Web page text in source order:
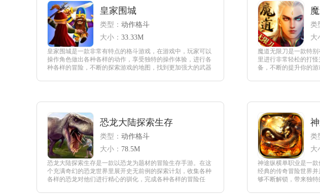
皇家围城
类型： 动作格斗
大小： 33.33M
皇家围城是一款非常有特点的格斗游戏，在游戏中，玩家可以
操作角色做出各种各样的动作，享受独特的操作体验，进行各
种各样的冒险，不断的探索游戏的地图，找到更加强大的武器
类
大
魔道无限刀是一款特
里进行非常轻松的打
备，不断的提升你的游
恐龙大陆探索生存
类型： 动作格斗
大小： 78.5M
恐龙大陆探索生存是一款以恐龙为题材的冒险生存手游。在这
个充满奇幻的恐龙世界里展开史无前例的探索计划，收集各种
各样的恐龙对他们进行精心的驯化，完成各种各样的冒险任
类
大
神途纵横单职业是一
经典的传奇冒险世界
够不断解锁，带来独